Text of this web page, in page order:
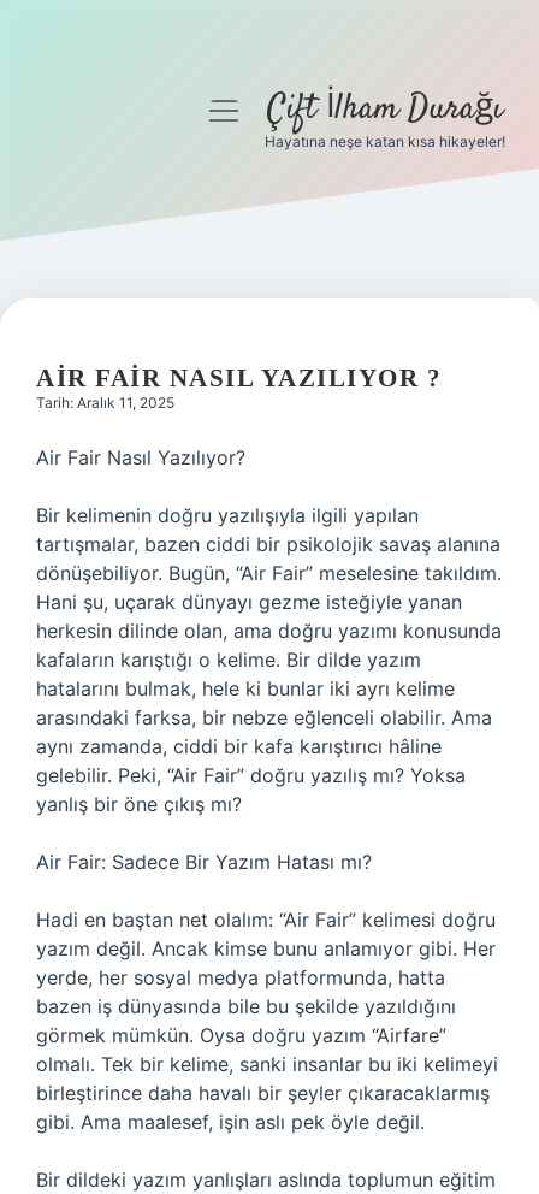
Gizlilik Politikası
Yasal Uyarı
menüyüÇift İlham Durağı
Hayatına neşe katan kısa hikayeler!
AIR FAIR NASIL YAZILIYOR ?
Tarih: Aralık 11, 2025
Air Fair Nasıl Yazılıyor?
Bir kelimenin doğru yazılışıyla ilgili yapılan
tartışmalar, bazen ciddi bir psikolojik savaş alanına
dönüşebiliyor. Bugün, “Air Fair” meselesine takıldım.
Hani şu, uçarak dünyayı gezme isteğiyle yanan
herkesin dilinde olan, ama doğru yazımı konusunda
kafaların karıştığı o kelime. Bir dilde yazım
hatalarını bulmak, hele ki bunlar iki ayrı kelime
arasındaki farksa, bir nebze eğlenceli olabilir. Ama
aynı zamanda, ciddi bir kafa karıştırıcı hâline
gelebilir. Peki, “Air Fair” doğru yazılış mı? Yoksa
yanlış bir öne çıkış mı?
Air Fair: Sadece Bir Yazım Hatası mı?
Hadi en baştan net olalım: “Air Fair” kelimesi doğru
yazım değil. Ancak kimse bunu anlamıyor gibi. Her
yerde, her sosyal medya platformunda, hatta
bazen iş dünyasında bile bu şekilde yazıldığını
görmek mümkün. Oysa doğru yazım “Airfare”
olmalı. Tek bir kelime, sanki insanlar bu iki kelimeyi
birleştirince daha havalı bir şeyler çıkaracaklarmış
gibi. Ama maalesef, işin aslı pek öyle değil.
Bir dildeki yazım yanlışları aslında toplumun eğitim